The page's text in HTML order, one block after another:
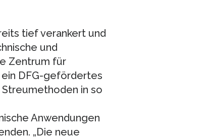
tief verankert und
und
Zentrum für
ein DFG-gefördertes
in so
Anwendungen
„Die neue